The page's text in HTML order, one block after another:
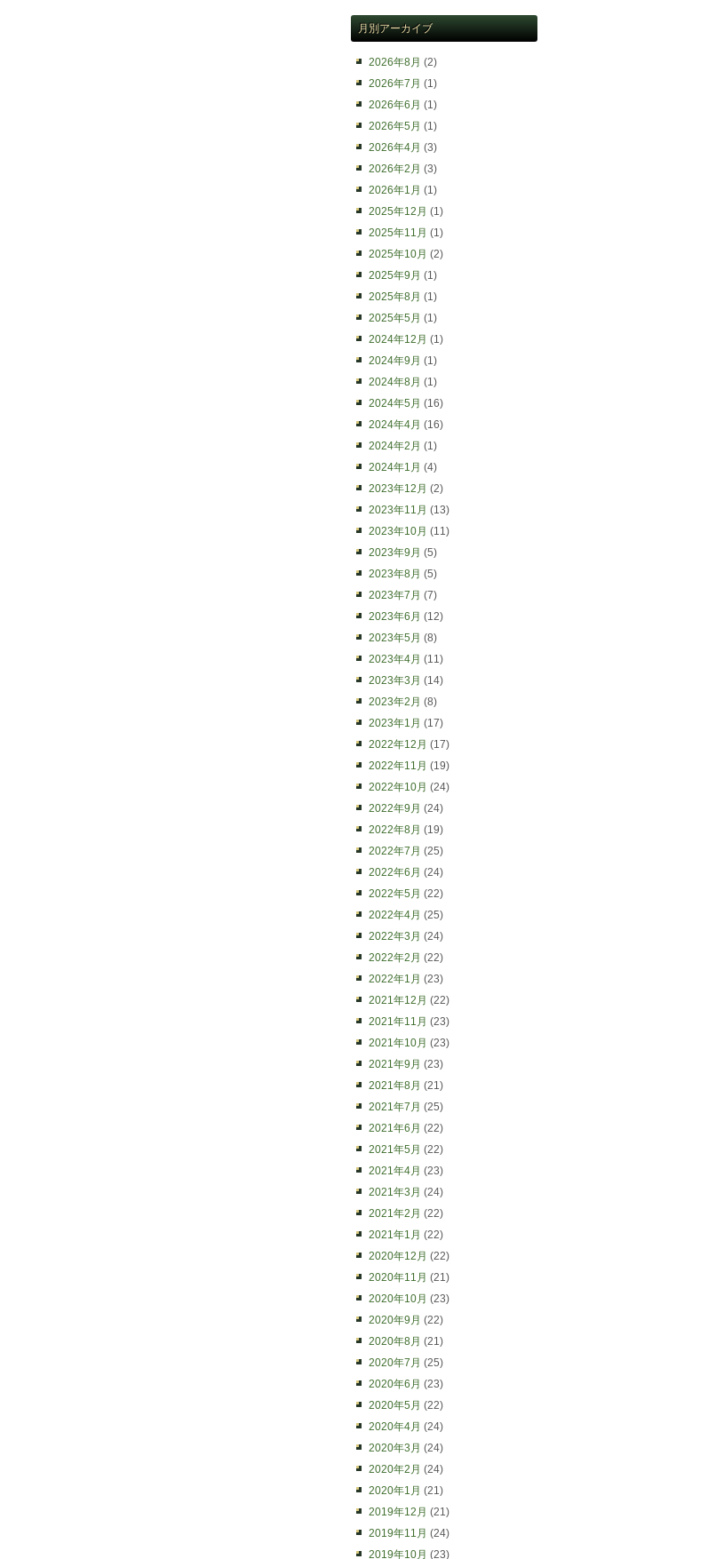
月別アーカイブ
2026年8月 (2)
2026年7月 (1)
2026年6月 (1)
2026年5月 (1)
2026年4月 (3)
2026年2月 (3)
2026年1月 (1)
2025年12月 (1)
2025年11月 (1)
2025年10月 (2)
2025年9月 (1)
2025年8月 (1)
2025年5月 (1)
2024年12月 (1)
2024年9月 (1)
2024年8月 (1)
2024年5月 (16)
2024年4月 (16)
2024年2月 (1)
2024年1月 (4)
2023年12月 (2)
2023年11月 (13)
2023年10月 (11)
2023年9月 (5)
2023年8月 (5)
2023年7月 (7)
2023年6月 (12)
2023年5月 (8)
2023年4月 (11)
2023年3月 (14)
2023年2月 (8)
2023年1月 (17)
2022年12月 (17)
2022年11月 (19)
2022年10月 (24)
2022年9月 (24)
2022年8月 (19)
2022年7月 (25)
2022年6月 (24)
2022年5月 (22)
2022年4月 (25)
2022年3月 (24)
2022年2月 (22)
2022年1月 (23)
2021年12月 (22)
2021年11月 (23)
2021年10月 (23)
2021年9月 (23)
2021年8月 (21)
2021年7月 (25)
2021年6月 (22)
2021年5月 (22)
2021年4月 (23)
2021年3月 (24)
2021年2月 (22)
2021年1月 (22)
2020年12月 (22)
2020年11月 (21)
2020年10月 (23)
2020年9月 (22)
2020年8月 (21)
2020年7月 (25)
2020年6月 (23)
2020年5月 (22)
2020年4月 (24)
2020年3月 (24)
2020年2月 (24)
2020年1月 (21)
2019年12月 (21)
2019年11月 (24)
2019年10月 (23)